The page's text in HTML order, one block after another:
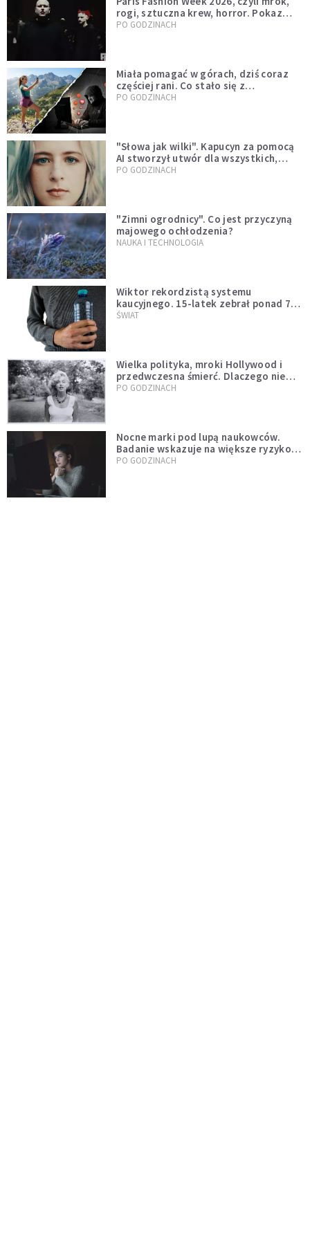
rogi, sztuczna krew, horror. Pokaz
mody czy fascynacja diabłem?
PO GODZINACH
Miała pomagać w górach, dziś coraz
częściej rani. Co stało się z
Tatromaniakami?
PO GODZINACH
"Słowa jak wilki". Kapucyn za pomocą
AI stworzył utwór dla wszystkich,
którzy doświadczają hejtu
PO GODZINACH
"Zimni ogrodnicy". Co jest przyczyną
majowego ochłodzenia?
NAUKA I TECHNOLOGIA
Wiktor rekordzistą systemu
kaucyjnego. 15-latek zebrał ponad 7
tys. butelek i puszek
ŚWIAT
Wielka polityka, mroki Hollywood i
przedwczesna śmierć. Dlaczego nie
możemy przestać mówić o Marilyn
PO GODZINACH
Nocne marki pod lupą naukowców.
Badanie wskazuje na większe ryzyko
zawału
PO GODZINACH